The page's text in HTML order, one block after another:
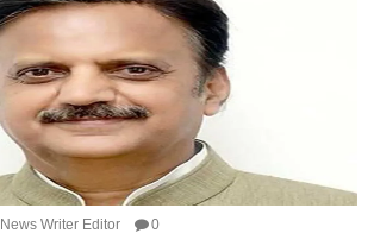
News Writer Editor 0